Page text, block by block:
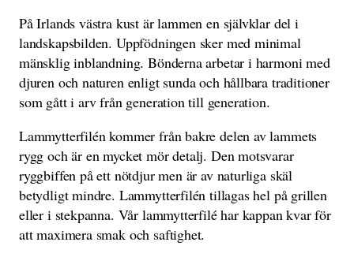
På Irlands västra kust är lammen en självklar del i
landskapsbilden. Uppfödningen sker med minimal
mänsklig inblandning. Bönderna arbetar i harmoni med
djuren och naturen enligt sunda och hållbara traditioner
som gått i arv från generation till generation.
Lammytterfilén kommer från bakre delen av lammets
rygg och är en mycket mör detalj. Den motsvarar
ryggbiffen på ett nötdjur men är av naturliga skäl
betydligt mindre. Lammytterfilén tillagas hel på grillen
eller i stekpanna. Vår lammytterfilé har kappan kvar för
att maximera smak och saftighet.